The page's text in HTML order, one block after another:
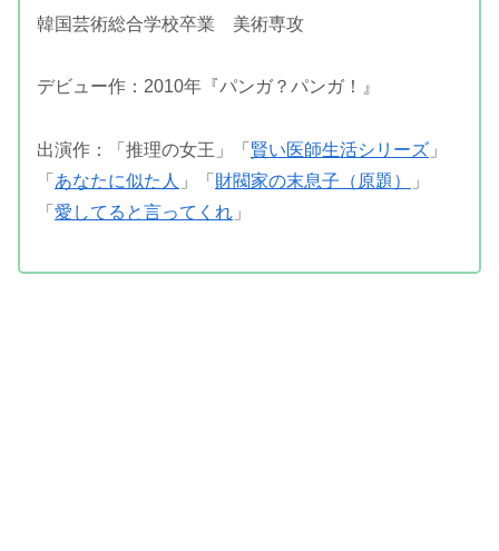
韓国芸術総合学校卒業 美術専攻
デビュー作：2010年『パンガ？パンガ！』
出演作：「推理の女王」「 賢い医師生活シリーズ 」
「 あなたに似た人 」「 財閥家の末息子（原題）
」
「 愛してると言ってくれ 」